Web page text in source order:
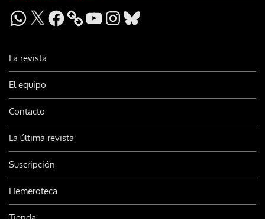
WhatsApp
X Facebook YouTubeInstagram
Bluesky
La revista
El equipo
Contacto
La última revista
Suscripción
Hemeroteca